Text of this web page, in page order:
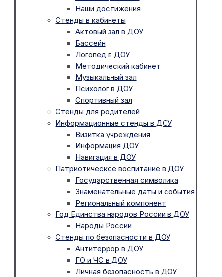
Наши достижения
Стенды в кабинеты
Актовый зал в ДОУ
Бассейн
Логопед в ДОУ
Методический кабинет
Музыкальный зал
Психолог в ДОУ
Спортивный зал
Стенды для родителей
Информационные стенды в ДОУ
Визитка учреждения
Информация ДОУ
Навигация в ДОУ
Патриотическое воспитание в ДОУ
Государственная символика
Знаменательные даты и события
Региональный компонент
Год Единства народов России в ДОУ
Народы России
Стенды по безопасности в ДОУ
Антитеррор в ДОУ
ГО и ЧС в ДОУ
Личная безопасность в ДОУ